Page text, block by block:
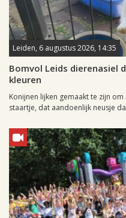
Leiden, 6 augustus 2026, 14:35
Bomvol Leids dierenasiel
kleuren
Konijnen lijken gemaakt te zijn
staartje, dat aandoenlijk neusje